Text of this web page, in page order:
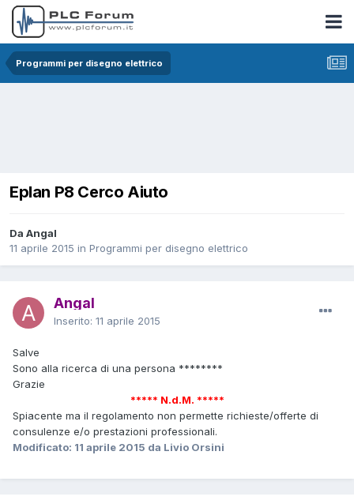
Programmi per disegno elettrico
Eplan P8 Cerco Aiuto
Da Angal
11 aprile 2015 in Programmi per disegno elettrico
Angal
Inserito: 11 aprile 2015
Salve
Sono alla ricerca di una persona ********
Grazie
***** N.d.M. *****
Spiacente ma il regolamento non permette richieste/offerte di
consulenze e/o prestazioni professionali.
Modificato: 11 aprile 2015 da Livio Orsini